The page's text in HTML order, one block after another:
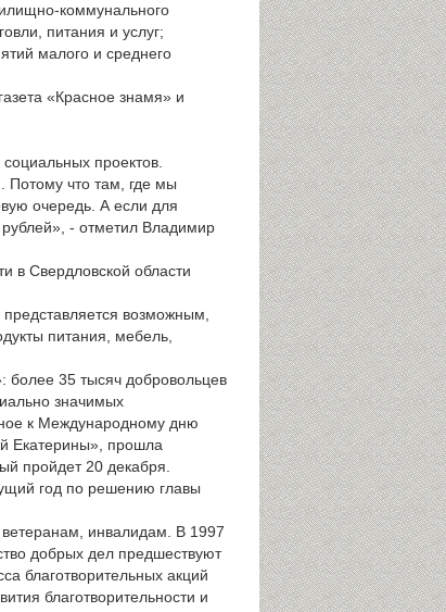
коммунального
питания и услуг;
малого и среднего
«Красное знамя» и
проектов.
Потому что там, где мы
очередь. А если для
рублей», - отметил Владимир
в Свердловской области
возможным,
питания, мебель,
35 тысяч добровольцев
значимых
к Международному дню
Екатерины», прошла
пройдет 20 декабря.
год по решению главы
инвалидам. В 1997
добрых дел предшествуют
благотворительных акций
благотворительности и